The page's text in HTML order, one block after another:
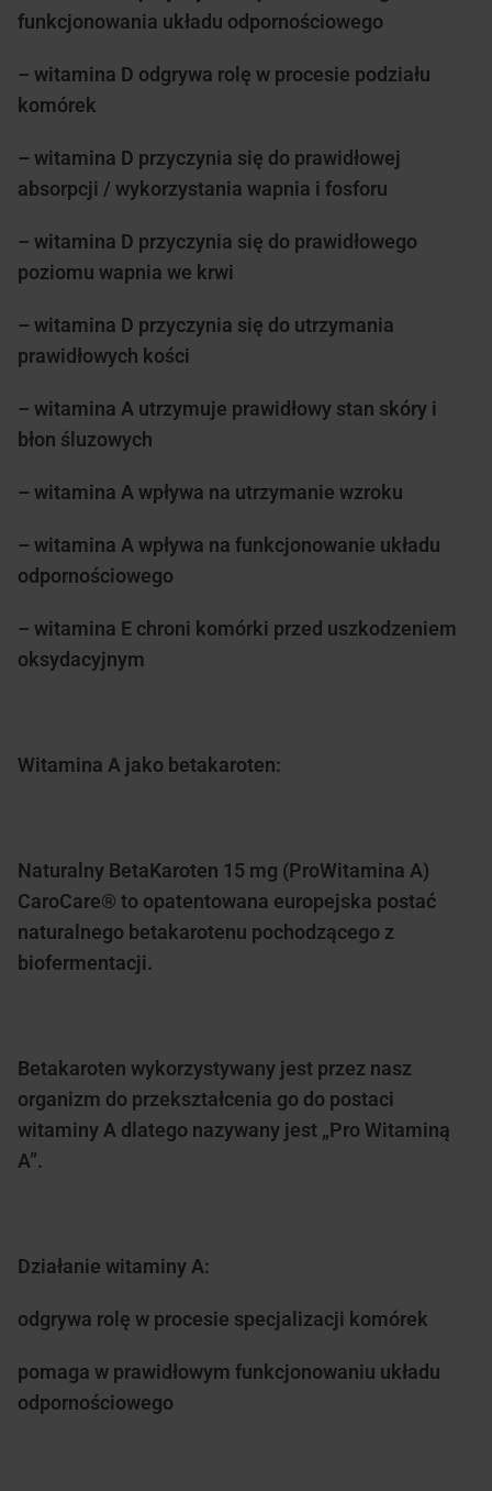
funkcjonowania układu odpornościowego
– witamina D odgrywa rolę w procesie podziału
komórek
– witamina D przyczynia się do prawidłowej
absorpcji / wykorzystania wapnia i fosforu
– witamina D przyczynia się do prawidłowego
poziomu wapnia we krwi
– witamina D przyczynia się do utrzymania
prawidłowych kości
– witamina A utrzymuje prawidłowy stan skóry i
błon śluzowych
– witamina A wpływa na utrzymanie wzroku
– witamina A wpływa na funkcjonowanie układu
odpornościowego
– witamina E chroni komórki przed uszkodzeniem
oksydacyjnym
Witamina A jako betakaroten:
Naturalny BetaKaroten 15 mg (ProWitamina A)
CaroCare® to opatentowana europejska postać
naturalnego betakarotenu pochodzącego z
biofermentacji.
Betakaroten wykorzystywany jest przez nasz
organizm do przekształcenia go do postaci
witaminy A dlatego nazywany jest „Pro Witaminą
A”.
Działanie witaminy A:
odgrywa rolę w procesie specjalizacji komórek
pomaga w prawidłowym funkcjonowaniu układu
odpornościowego